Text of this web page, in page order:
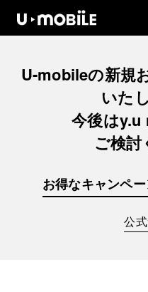
U-mobileの新規
いた
今後はy.u
ご検討
お得なキャンペ
公